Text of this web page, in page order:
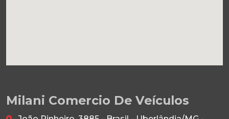
Milani Comercio De Veículos